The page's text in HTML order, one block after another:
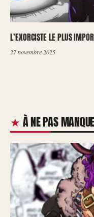
L’EXORCISTE LE PLUS
27 novembre 2025
À NE PAS